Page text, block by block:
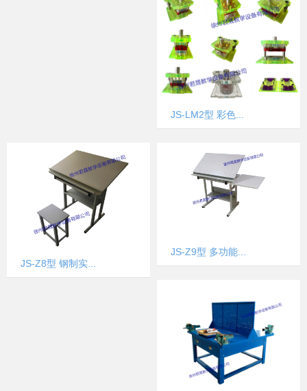
JS-LM2型 彩色...
JS-Z8型 钢制实...
JS-Z9型 多功能...